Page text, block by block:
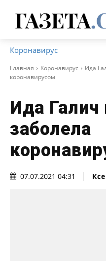
Коронавирус
Главная Коронавирус
Ида
коронавирусом
Ида Галич
заболела
07.07.2021 04:31